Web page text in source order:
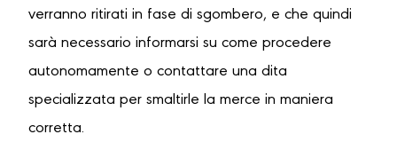
verranno ritirati in fase di sgombero, e che quindi
sarà necessario informarsi su come procedere
autonomamente o contattare una dita
specializzata per smaltirle la merce in maniera
corretta.